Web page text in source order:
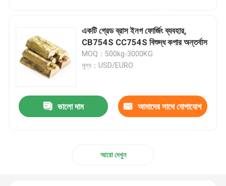
যোগাযোগ করুন
উদ্ধৃতির জন্য আবেদন
একটি গ্রেড ব্রাস ইনগ ফোর্জিং ব্যবহার,
CB754S CC754S বিশুদ্ধ কপার অন্তর্বাস
MOQ：500kg-3000KG
মূল্য：USD/EURO
ভালো দাম আমাদের সাথে যোগাযোগ
আরো দেখুন